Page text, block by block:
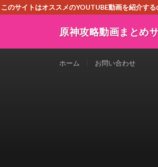
このサイトはオススメのYOUTUBE動画を紹介す
原神攻略動画まとめ
ホーム お問い合わせ